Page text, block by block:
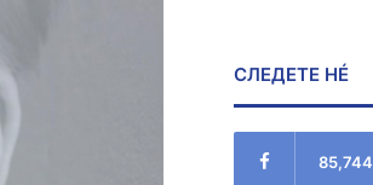
СЛЕДЕТЕ НÉ
85,744